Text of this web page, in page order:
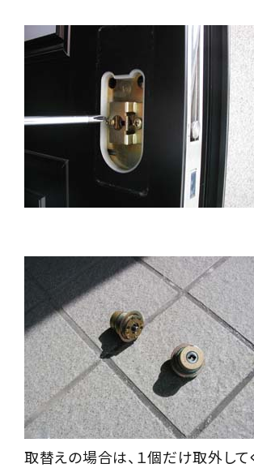
取替えの場合は、１個だけ取外して